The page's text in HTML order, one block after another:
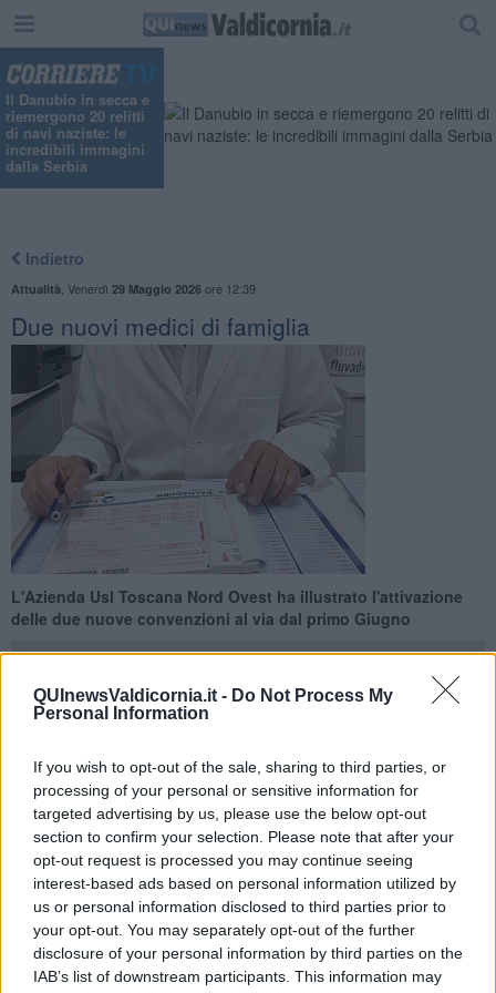
QUInewsValdicornia.it - Do Not Process My
Personal Information
If you wish to opt-out of the sale, sharing to third parties, or
processing of your personal or sensitive information for
targeted advertising by us, please use the below opt-out
section to confirm your selection. Please note that after your
opt-out request is processed you may continue seeing
interest-based ads based on personal information utilized by
us or personal information disclosed to third parties prior to
your opt-out. You may separately opt-out of the further
disclosure of your personal information by third parties on the
IAB’s list of downstream participants. This information may
Il Danubio in secca e
riemergono 20 relitti
di navi naziste: le
incredibili immagini
dalla Serbia
Indietro
Attualità Venerdì 29 Maggio 2026ore 12:39
Due nuovi medici di famiglia
L'Azienda Usl Toscana Nord Ovest ha illustrato l'attivazione
delle due nuove convenzioni al via dal primo Giugno
PROVINCIA DI LIVORNO —
Cambiamenti in arrivo nei prossimi
giorni negli elenchi dei medici di famiglia delle Valli Etrusche, in
particolare a partireda lunedì primo Giugno.
Nell'ambito San Vincenzo termina l'incarico provvisorio della
dottoressaSimona Maltintie viene attivata la sua convenzione
come medico ruolo unico corsista di medicina generale. Gli assistiti
già in carico in carico alla dottoressa saranno confermati
automaticamente salvo diversa scelta.N ell'ambito Cecina
Castagnetoviene attivata la convenzione con il dottoreNico
Tonellicome medico ruolo unico a tempo indeterminato di